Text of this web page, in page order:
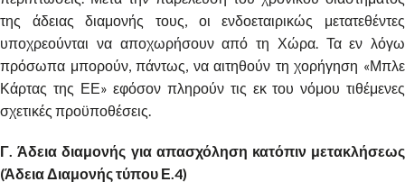
της άδειας διαμονής τους, οι ενδοεταιρικώς μετατεθέντες
υποχρεούνται να αποχωρήσουν από τη Χώρα. Τα εν λόγω
πρόσωπα μπορούν, πάντως, να αιτηθούν τη χορήγηση «Μπλε
Κάρτας της ΕΕ» εφόσον πληρούν τις εκ του νόμου τιθέμενες
σχετικές προϋποθέσεις.
Γ. Άδεια διαμονής για απασχόληση κατόπιν μετακλήσεως
(Άδεια Διαμονής τύπου Ε.4)